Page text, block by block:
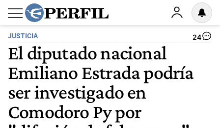
JUSTICIA 24
El diputado nacional
Emiliano Estrada podría
ser investigado en
Comodoro Py por